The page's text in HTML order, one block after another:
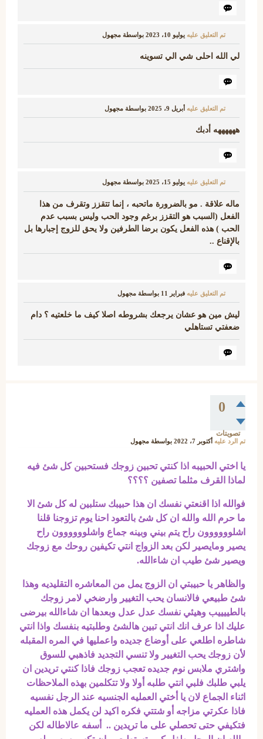
تم التعليق عليه يوليو 10، 2023 بواسطة مجهول
لي الله احلى شي الي تسوينه
تم التعليق عليه أبريل 9، 2025 بواسطة مجهول
ههههههه أدبك
تم التعليق عليه يوليو 15، 2025 بواسطة مجهول
ماله علاقة . مو بالضرورة ماتحبه ، إنما تتقزز وتقرف من هذا
الفعل (السبب هو التقزز برغم وجود الحب وليس بسبب عدم
الحب ) هذه الفعل يكون برضا الطرفين ولا يحق للزوج إجبارها بل
بالإقناع ..
تم التعليق عليه فبراير 11 بواسطة مجهول
ليش مين هو عشان يرجعك بشروطه اصلا كيف ما خلعتيه ؟ دام
ضعفتي تستاهلي
0
تصويتات
تم الرد عليه أكتوبر 7، 2022 بواسطة مجهول
يا اختي الحبيبه اذا كنتي تحبين زوجك فستحبين كل شئ فيه
لماذا القرف مثلما تصفين ؟؟؟؟
فوالله اذا اقنعتي نفسك ان هذا حبيبك ستلبين له كل شئ الا
ما حرم الله والله ان كل شئ بالتعود احنا يوم تزوجنا قلنا
اشلوووووون راح يتم بيني وبينه جماع واشلوووووون راح
يصير ومايصير لكن بعد الزواج انتي تكيفين روحك مع زوجك
ويصير شئ طيب ان شاءالله.
والظاهر يا حبيبتي ان الزوج يمل من المعاشره التقليديه وهذا
شئ طبيعي فالانسان يحب التغيير وارضخي لامر زوجك
بالطييييب وهيئي نفسك عدل عدل وبعدها ان شاءالله بيرضى
عليك اذا عرف انك انتي تبين هالشئ وطلبتيه بنفسك واذا انتي
شاطره اطلعي على أوضاع جديده واعمليها في المره المقبله
لأن زوجك يحب التغيير ولا تنسي التجديد فاذهبي للسوق
واشتري ملابس نوم جديده تعجب زوجك فاذا كنتي تريدين ان
يلبي طلبك فلبي انتي طلبه أولا ولا تتكلمين بهذه الملاحظات
اثناء الجماع لان يا أختي العمليه الجنسيه عند الرجل نفسيه
فاذا عكرتي مزاجه أو شتتي فكره اكيد لن يكمل هذه العمليه
فتكيفي حتى تحصلي على ما تريدين .. أسفه عالاطاله لكن